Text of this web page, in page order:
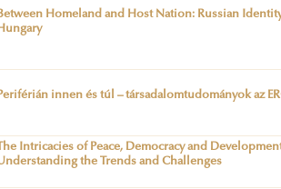
Between Homeland and Host Nation: Russian
Hungary
Periférián innen és túl – társadalomtudományok az
The Intricacies of Peace, Democracy and
the Trends and Challenges